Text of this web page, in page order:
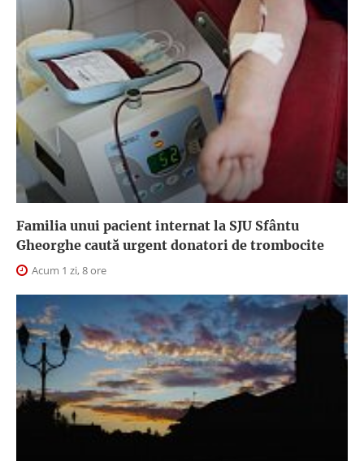
Familia unui pacient internat la SJU Sfântu
Gheorghe caută urgent donatori de trombocite
Acum 1 zi, 8 ore